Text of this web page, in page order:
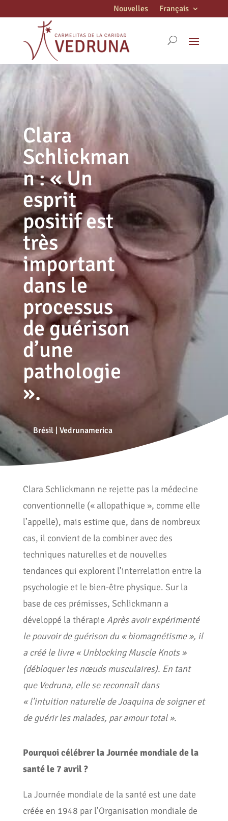
Nouvelles Français
Clara
Schlickman
n : « Un
esprit
positif est
très
important
dans le
processus
de guérison
d’une
pathologie
».
Brésil| Vedrunamerica
Clara Schlickmann ne rejette pas la médecine
conventionnelle (« allopathique », comme elle
l’appelle), mais estime que, dans de nombreux
cas, il convient de la combiner avec des
techniques naturelles et de nouvelles
tendances qui explorent l’interrelation entre la
psychologie et le bien-être physique. Sur la
base de ces prémisses, Schlickmann a
développé la thérapie Après avoir expérimenté
le pouvoir de guérison du « biomagnétisme », il
a créé le livre « Unblocking Muscle Knots »
(débloquer les nœuds musculaires). En tant
que Vedruna, elle se reconnaît dans
« l’intuition naturelle de Joaquina de soigner et
de guérir les malades, par amour total ».
Pourquoi célébrer la Journée mondiale de la
santé le 7 avril ?
La Journée mondiale de la santé est une date
créée en 1948 par l’Organisation mondiale de